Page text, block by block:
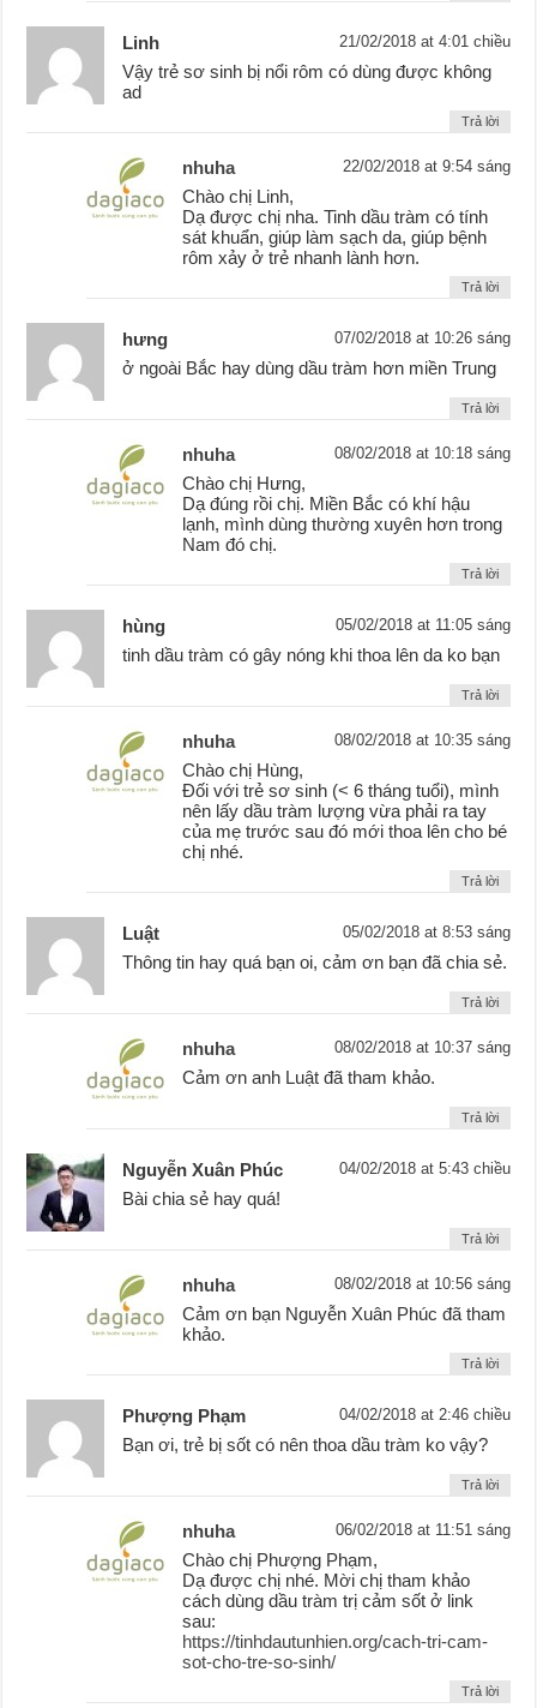
Linh 21/02/2018 at 4:01 chiều
Vậy trẻ sơ sinh bị nổi rôm có dùng được không
ad
Trả lời
nhuha 22/02/2018 at 9:54 sáng
Chào chị Linh,
Dạ được chị nha. Tinh dầu tràm có tính
sát khuẩn, giúp làm sạch da, giúp bệnh
rôm xảy ở trẻ nhanh lành hơn.
Trả lời
hưng 07/02/2018 at 10:26 sáng
ở ngoài Bắc hay dùng dầu tràm hơn miền Trung
Trả lời
nhuha 08/02/2018 at 10:18 sáng
Chào chị Hưng,
Dạ đúng rồi chị. Miền Bắc có khí hậu
lạnh, mình dùng thường xuyên hơn trong
Nam đó chị.
Trả lời
hùng 05/02/2018 at 11:05 sáng
tinh dầu tràm có gây nóng khi thoa lên da ko bạn
Trả lời
nhuha 08/02/2018 at 10:35 sáng
Chào chị Hùng,
Đối với trẻ sơ sinh (< 6 tháng tuổi), mình
nên lấy dầu tràm lượng vừa phải ra tay
của mẹ trước sau đó mới thoa lên cho bé
chị nhé.
Trả lời
Luật 05/02/2018 at 8:53 sáng
Thông tin hay quá bạn oi, cảm ơn bạn đã chia sẻ.
Trả lời
nhuha 08/02/2018 at 10:37 sáng
Cảm ơn anh Luật đã tham khảo.
Trả lời
Nguyễn Xuân Phúc 04/02/2018 at 5:43 chiều
Bài chia sẻ hay quá!
Trả lời
nhuha 08/02/2018 at 10:56 sáng
Cảm ơn bạn Nguyễn Xuân Phúc đã tham
khảo.
Trả lời
Phượng Phạm 04/02/2018 at 2:46 chiều
Bạn ơi, trẻ bị sốt có nên thoa dầu tràm ko vậy?
Trả lời
nhuha 06/02/2018 at 11:51 sáng
Chào chị Phượng Phạm,
Dạ được chị nhé. Mời chị tham khảo
cách dùng dầu tràm trị cảm sốt ở link
sau:
https://tinhdautunhien.org/cach-tri-cam-
sot-cho-tre-so-sinh/
Trả lời